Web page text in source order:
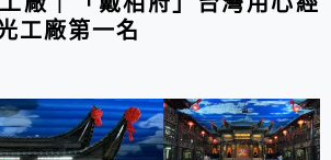
工廠第一名